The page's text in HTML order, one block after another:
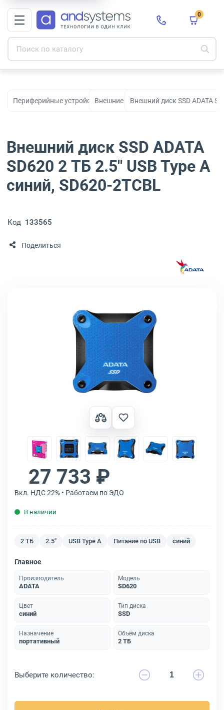
0
Периферийные устройства для рабочих мест, офиса и дома
Внешние дискиВнешний диск SSD ADATA
Внешний диск SSD ADATA
SD620 2 ТБ 2.5" USB Type A
синий, SD620-2TCBL
Код 133565
Поделиться
27 733 ₽
Вкл. НДС 22% • Работаем по ЭДО
В наличии
2 ТБ 2.5" USB Type A Питание по USB синий
Главное
Производитель
ADATA
Модель
SD620
Цвет
синий
Тип диска
SSD
Назначение
портативный
Объём диска
2 ТБ
Выберите количество: